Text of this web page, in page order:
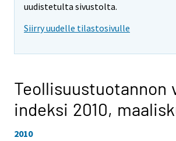
uudistetulta sivustolta.
Siirry uudelle tilastosivulle
Teollisuustuotannon
indeksi 2010,
2010